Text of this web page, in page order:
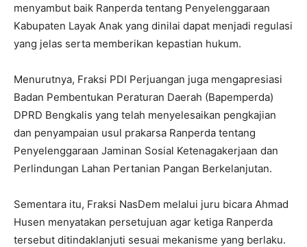
menyambut baik Ranperda tentang Penyelenggaraan
Kabupaten Layak Anak yang dinilai dapat menjadi regulasi
yang jelas serta memberikan kepastian hukum.
Menurutnya, Fraksi PDI Perjuangan juga mengapresiasi
Badan Pembentukan Peraturan Daerah (Bapemperda)
DPRD Bengkalis yang telah menyelesaikan pengkajian
dan penyampaian usul prakarsa Ranperda tentang
Penyelenggaraan Jaminan Sosial Ketenagakerjaan dan
Perlindungan Lahan Pertanian Pangan Berkelanjutan.
Sementara itu, Fraksi NasDem melalui juru bicara Ahmad
Husen menyatakan persetujuan agar ketiga Ranperda
tersebut ditindaklanjuti sesuai mekanisme yang berlaku.